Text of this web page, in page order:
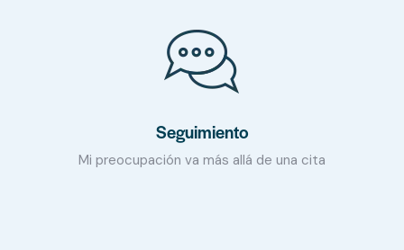
Seguimiento
Mi preocupación va más allá de una cita